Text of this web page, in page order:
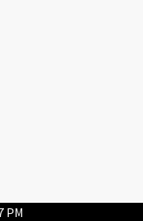
PM